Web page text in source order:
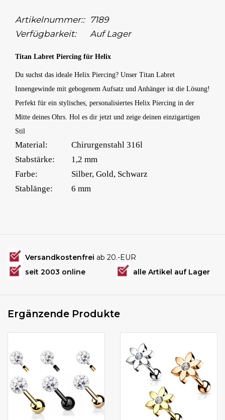
Artikelnummer:: 7189
Verfügbarkeit:
Auf Lager
Titan Labret Piercing für Helix
Du suchst das ideale Helix Piercing? Unser Titan Labret
Innengewinde mit gebogenem Aufsatz und Anhänger ist die Lösung!
Perfekt für ein stylisches, personalisiertes Helix Piercing in der
Mitte deines Ohrs. Hol es dir jetzt und zeige deinen einzigartigen
Stil
Material:
Chirurgenstahl 316l
Stabstärke:
1,2 mm
Farbe:
Silber, Gold, Schwarz
Stablänge:
6 mm
Versandkostenfrei ab 20.-EUR
seit 2003 online
alle Artikel auf Lager
Ergänzende Produkte